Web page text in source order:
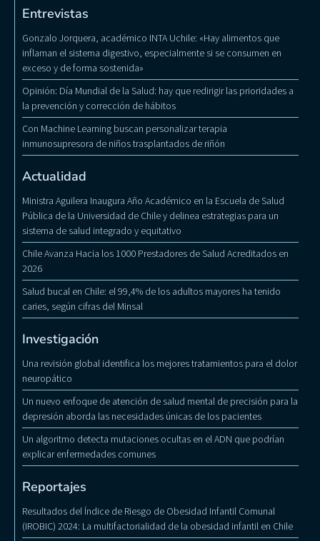
Entrevistas
Gonzalo Jorquera, académico INTA Uchile: «Hay alimentos que
inflaman el sistema digestivo, especialmente si se consumen en
exceso y de forma sostenida»
Opinión: Día Mundial de la Salud: hay que redirigir las prioridades a
la prevención y corrección de hábitos
Con Machine Learning buscan personalizar terapia
inmunosupresora de niños trasplantados de riñón
Actualidad
Ministra Aguilera Inaugura Año Académico en la Escuela de Salud
Pública de la Universidad de Chile y delinea estrategias para un
sistema de salud integrado y equitativo
Chile Avanza Hacia los 1000 Prestadores de Salud Acreditados en
2026
Salud bucal en Chile: el 99,4% de los adultos mayores ha tenido
caries, según cifras del Minsal
Investigación
Una revisión global identifica los mejores tratamientos para el dolor
neuropático
Un nuevo enfoque de atención de salud mental de precisión para la
depresión aborda las necesidades únicas de los pacientes
Un algoritmo detecta mutaciones ocultas en el ADN que podrían
explicar enfermedades comunes
Reportajes
Resultados del Índice de Riesgo de Obesidad Infantil Comunal
(IROBIC) 2024: La multifactorialidad de la obesidad infantil en Chile